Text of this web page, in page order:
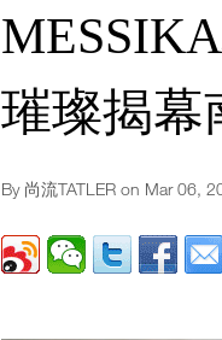
璀璨揭幕
By 尚流TATLER on Mar 06,